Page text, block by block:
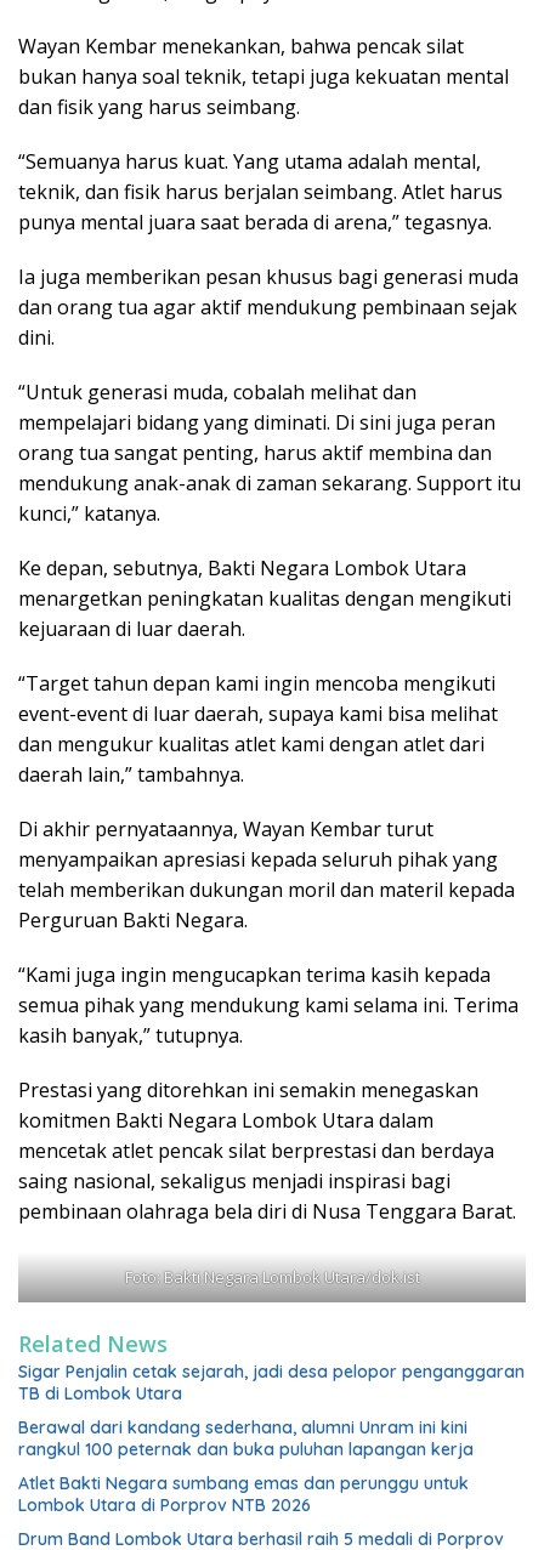
Wayan Kembar menekankan, bahwa pencak silat
bukan hanya soal teknik, tetapi juga kekuatan mental
dan fisik yang harus seimbang.
“Semuanya harus kuat. Yang utama adalah mental,
teknik, dan fisik harus berjalan seimbang. Atlet harus
punya mental juara saat berada di arena,” tegasnya.
Ia juga memberikan pesan khusus bagi generasi muda
dan orang tua agar aktif mendukung pembinaan sejak
dini.
“Untuk generasi muda, cobalah melihat dan
mempelajari bidang yang diminati. Di sini juga peran
orang tua sangat penting, harus aktif membina dan
mendukung anak-anak di zaman sekarang. Support itu
kunci,” katanya.
Ke depan, sebutnya, Bakti Negara Lombok Utara
menargetkan peningkatan kualitas dengan mengikuti
kejuaraan di luar daerah.
“Target tahun depan kami ingin mencoba mengikuti
event-event di luar daerah, supaya kami bisa melihat
dan mengukur kualitas atlet kami dengan atlet dari
daerah lain,” tambahnya.
Di akhir pernyataannya, Wayan Kembar turut
menyampaikan apresiasi kepada seluruh pihak yang
telah memberikan dukungan moril dan materil kepada
Perguruan Bakti Negara.
“Kami juga ingin mengucapkan terima kasih kepada
semua pihak yang mendukung kami selama ini. Terima
kasih banyak,” tutupnya.
Prestasi yang ditorehkan ini semakin menegaskan
komitmen Bakti Negara Lombok Utara dalam
mencetak atlet pencak silat berprestasi dan berdaya
saing nasional, sekaligus menjadi inspirasi bagi
pembinaan olahraga bela diri di Nusa Tenggara Barat.
Foto: Bakti Negara Lombok Utara/dok.ist
Related News
Sigar Penjalin cetak sejarah, jadi desa pelopor penganggaran
TB di Lombok Utara
Berawal dari kandang sederhana, alumni Unram ini kini
rangkul 100 peternak dan buka puluhan lapangan kerja
Atlet Bakti Negara sumbang emas dan perunggu untuk
Lombok Utara di Porprov NTB 2026
Drum Band Lombok Utara berhasil raih 5 medali di Porprov